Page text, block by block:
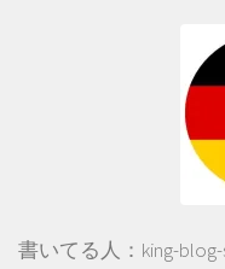
書いてる人：king-